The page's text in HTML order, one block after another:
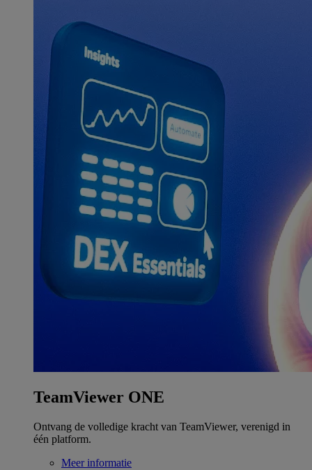
TeamViewer ONE
Ontvang de volledige kracht van TeamViewer, verenigd in
één platform.
Meer informatie